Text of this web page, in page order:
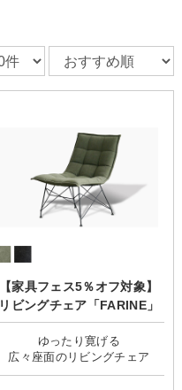
【家具フェス5％オフ対象】
リビングチェア「FARINE」
ゆったり寛げる